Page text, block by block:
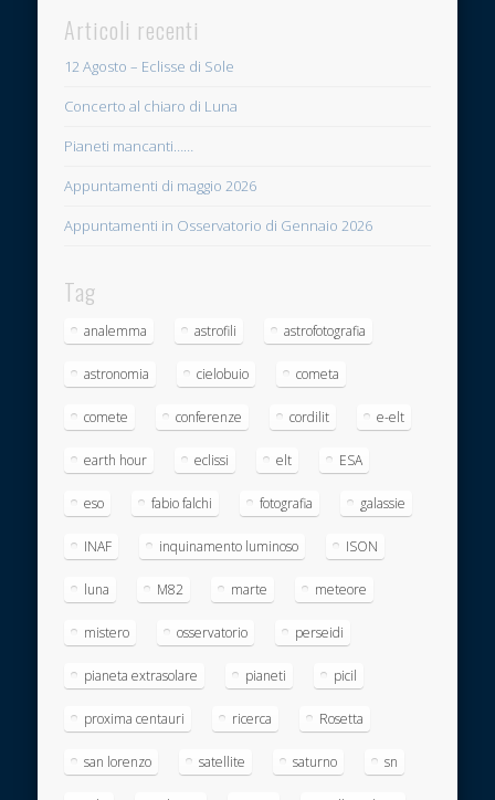
Articoli recenti
12 Agosto – Eclisse di Sole
Concerto al chiaro di Luna
Pianeti mancanti……
Appuntamenti di maggio 2026
Appuntamenti in Osservatorio di Gennaio 2026
Tag
analemma astrofili astrofotografia
astronomia cielobuio cometa
comete conferenze cordilit e-elt
earth hour eclissi elt ESA
eso fabio falchi fotografia galassie
INAF inquinamento luminoso ISON
luna M82 marte meteore
mistero osservatorio perseidi
pianeta extrasolare pianeti picil
proxima centauri ricerca Rosetta
san lorenzo satellite saturno sn